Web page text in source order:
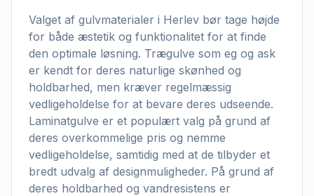
Valget af gulvmaterialer i Herlev bør tage højde
for både æstetik og funktionalitet for at finde
den optimale løsning. Trægulve som eg og ask
er kendt for deres naturlige skønhed og
holdbarhed, men kræver regelmæssig
vedligeholdelse for at bevare deres udseende.
Laminatgulve er et populært valg på grund af
deres overkommelige pris og nemme
vedligeholdelse, samtidig med at de tilbyder et
bredt udvalg af designmuligheder. På grund af
deres holdbarhed og vandresistens er